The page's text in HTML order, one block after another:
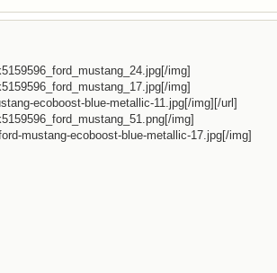
img]
img]
ecoboost-blue-metallic-11.jpg[/img][/url]
img]
mustang-ecoboost-blue-metallic-17.jpg[/img]